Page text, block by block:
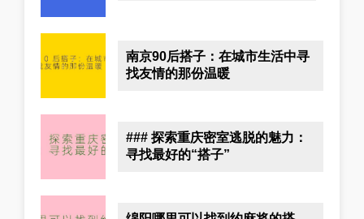
南京90后搭子：在城市生活中寻
找友情的那份温暖
### 探索重庆密室逃脱的魅力：
寻找最好的“搭子”